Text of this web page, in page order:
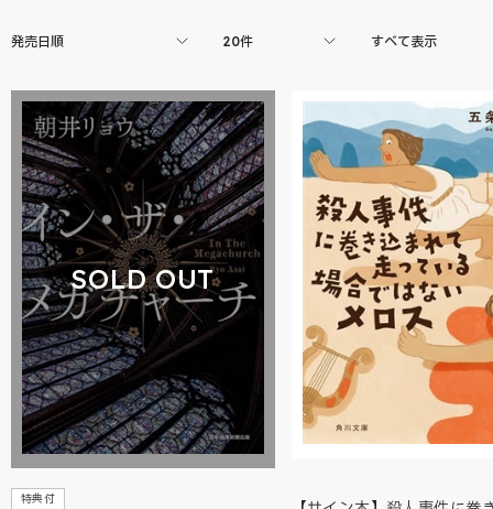
発売日順 20件 すべて表示
SOLD OUT
特典付